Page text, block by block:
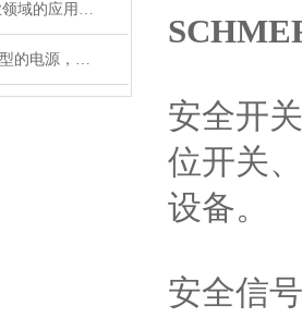
Phoenix电源在工业领域的应用与优势
Murr电源是什么类型的电源，主要用于哪些领域？
安全开
位开关
设备。
安全信